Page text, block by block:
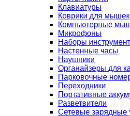
Клавиатуры
Коврики для мышек
Компьютерные
Микрофоны
Наборы
Настенные часы
Наушники
Органайзеры для
Парковочные
Переходники
Портативные
Разветвители
Сетевые зарядные